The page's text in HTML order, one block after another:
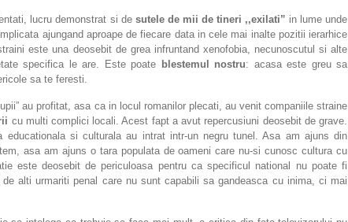
lucru demonstrat si de sutele de mii de tineri ,,exilati” in lume unde
ajungand aproape de fiecare data in cele mai inalte pozitii ierarhice
este una deosebit de grea infruntand xenofobia, necunoscutul si alte
specifica le are. Este poate blestemul nostru: acasa este greu sa
sa te feresti.
au profitat, asa ca in locul romanilor plecati, au venit companiile straine
cu multi complici locali. Acest fapt a avut repercusiuni deosebit de grave.
si culturala au intrat intr-un negru tunel. Asa am ajuns din
asa am ajuns o tara populata de oameni care nu-si cunosc cultura cu
este deosebit de periculoasa pentru ca specificul national nu poate fi
alti urmariti penal care nu sunt capabili sa gandeasca cu inima, ci mai